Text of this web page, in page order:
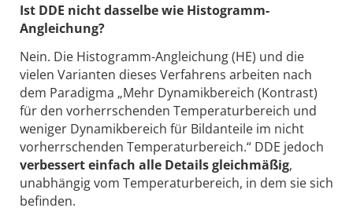
Ist DDE nicht dasselbe wie Histogramm-
Angleichung?
Nein. Die Histogramm-Angleichung (HE) und die
vielen Varianten dieses Verfahrens arbeiten nach
dem Paradigma „Mehr Dynamikbereich (Kontrast)
für den vorherrschenden Temperaturbereich und
weniger Dynamikbereich für Bildanteile im nicht
vorherrschenden Temperaturbereich.“ DDE jedoch
verbessert einfach alle Details gleichmäßig,
unabhängig vom Temperaturbereich, in dem sie sich
befinden.